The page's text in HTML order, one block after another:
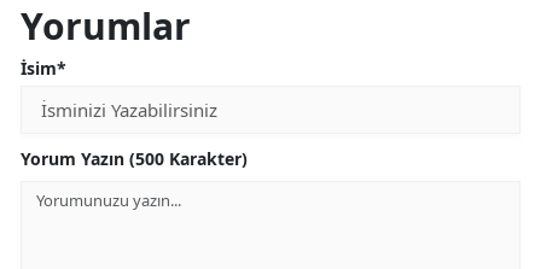
Yorumlar
İsim*
Yorum Yazın (500 Karakter)